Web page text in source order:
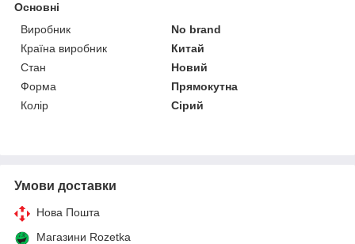
Основні
Виробник
No brand
Країна виробник
Китай
Стан
Новий
Форма
Прямокутна
Колір
Сірий
Умови доставки
Нова Пошта
Магазини Rozetka